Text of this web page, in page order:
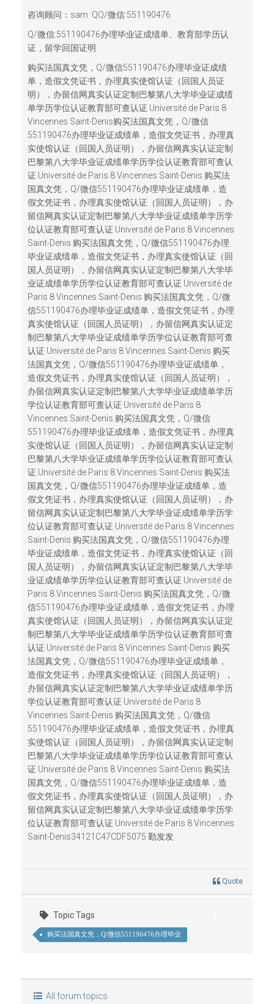
咨询顾问：sam QQ/微信:551190476
Q/微信:551190476办理毕业证成绩单、教育部学历认
证，留学回国证明
购买法国真文凭，Q/微信551190476办理毕业证成绩
单，造假文凭证书，办理真实使馆认证（回国人员证
明），办留信网真实认证定制巴黎第八大学毕业证成绩
单学历学位认证教育部可查认证 Université de Paris 8
Vincennes Saint-Denis购买法国真文凭，Q/微信
551190476办理毕业证成绩单，造假文凭证书，办理真
实使馆认证（回国人员证明），办留信网真实认证定制
巴黎第八大学毕业证成绩单学历学位认证教育部可查认
证 Université de Paris 8 Vincennes Saint-Denis 购买法
国真文凭，Q/微信551190476办理毕业证成绩单，造
假文凭证书，办理真实使馆认证（回国人员证明），办
留信网真实认证定制巴黎第八大学毕业证成绩单学历学
位认证教育部可查认证 Université de Paris 8 Vincennes
Saint-Denis 购买法国真文凭，Q/微信551190476办理
毕业证成绩单，造假文凭证书，办理真实使馆认证（回
国人员证明），办留信网真实认证定制巴黎第八大学毕
业证成绩单学历学位认证教育部可查认证 Université de
Paris 8 Vincennes Saint-Denis 购买法国真文凭，Q/微
信551190476办理毕业证成绩单，造假文凭证书，办理
真实使馆认证（回国人员证明），办留信网真实认证定
制巴黎第八大学毕业证成绩单学历学位认证教育部可查
认证 Université de Paris 8 Vincennes Saint-Denis 购买
法国真文凭，Q/微信551190476办理毕业证成绩单，
造假文凭证书，办理真实使馆认证（回国人员证明），
办留信网真实认证定制巴黎第八大学毕业证成绩单学历
学位认证教育部可查认证 Université de Paris 8
Vincennes Saint-Denis 购买法国真文凭，Q/微信
551190476办理毕业证成绩单，造假文凭证书，办理真
实使馆认证（回国人员证明），办留信网真实认证定制
巴黎第八大学毕业证成绩单学历学位认证教育部可查认
证 Université de Paris 8 Vincennes Saint-Denis 购买法
国真文凭，Q/微信551190476办理毕业证成绩单，造
假文凭证书，办理真实使馆认证（回国人员证明），办
留信网真实认证定制巴黎第八大学毕业证成绩单学历学
位认证教育部可查认证 Université de Paris 8 Vincennes
Saint-Denis 购买法国真文凭，Q/微信551190476办理
毕业证成绩单，造假文凭证书，办理真实使馆认证（回
国人员证明），办留信网真实认证定制巴黎第八大学毕
业证成绩单学历学位认证教育部可查认证 Université de
Paris 8 Vincennes Saint-Denis 购买法国真文凭，Q/微
信551190476办理毕业证成绩单，造假文凭证书，办理
真实使馆认证（回国人员证明），办留信网真实认证定
制巴黎第八大学毕业证成绩单学历学位认证教育部可查
认证 Université de Paris 8 Vincennes Saint-Denis 购买
法国真文凭，Q/微信551190476办理毕业证成绩单，
造假文凭证书，办理真实使馆认证（回国人员证明），
办留信网真实认证定制巴黎第八大学毕业证成绩单学历
学位认证教育部可查认证 Université de Paris 8
Vincennes Saint-Denis 购买法国真文凭，Q/微信
551190476办理毕业证成绩单，造假文凭证书，办理真
实使馆认证（回国人员证明），办留信网真实认证定制
巴黎第八大学毕业证成绩单学历学位认证教育部可查认
证 Université de Paris 8 Vincennes Saint-Denis 购买法
国真文凭，Q/微信551190476办理毕业证成绩单，造
假文凭证书，办理真实使馆认证（回国人员证明），办
留信网真实认证定制巴黎第八大学毕业证成绩单学历学
位认证教育部可查认证 Université de Paris 8 Vincennes
Saint-Denis34121C47CDF5075 勤发发
Quote
Topic Tags
购买法国真文凭，Q/微信551190476办理毕业
All forum topics